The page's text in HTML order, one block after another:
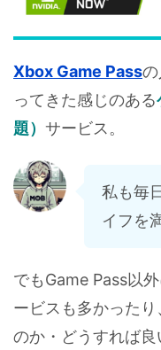
Xbox Game Pass
ってきた感じのある
題） サービス。
私も毎
イフを
でもGame Pass以
ービスも多かった
のか・どうすれば